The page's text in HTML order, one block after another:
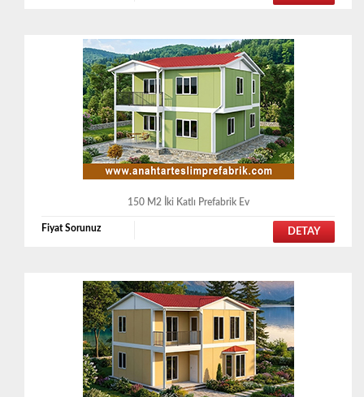
150 M2 İki Katlı Prefabrik Ev
Fiyat Sorunuz DETAY